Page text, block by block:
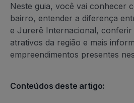
Neste guia, você vai conhecer
bairro, entender a diferença
e Jurerê Internacional, conferir
atrativos da região e mais
empreendimentos presentes
Conteúdos deste artigo: